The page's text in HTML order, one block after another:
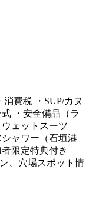
消費税 ・SUP/カヌ
・安全備品（ラ
ェットスーツ
シャワー（石垣港
限定特典付き
、穴場スポット情